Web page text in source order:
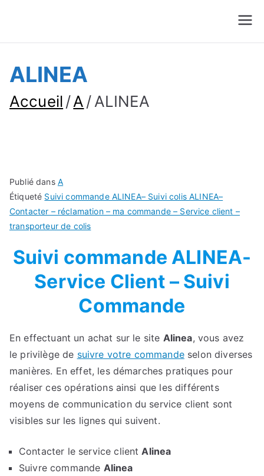
Suivre Colis - Suivre
Commande
ALINEA
Accueil A ALINEA
Publié dans A
Étiqueté Suivi commande ALINEA– Suivi colis ALINEA–
Contacter – réclamation – ma commande – Service client –
transporteur de colis
Suivi commande ALINEA-
Service Client – Suivi
Commande
En effectuant un achat sur le site Alinea, vous avez
le privilège de suivre votre commandeselon diverses
manières. En effet, les démarches pratiques pour
réaliser ces opérations ainsi que les différents
moyens de communication du service client sont
visibles sur les lignes qui suivent.
Contacter le service clientAlinea
Suivre commande Alinea